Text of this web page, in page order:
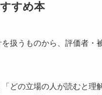
すめ本
扱うものから、評価者
どの立場の人が読むと理